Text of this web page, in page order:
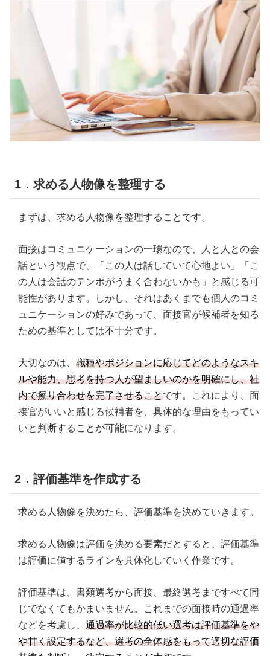
1．求める人物像を整理する
まずは、求める人物像を整理することです。
面接はコミュニケーションの一環なので、人と人との会
話という観点で、「この人は話していて心地よい」「こ
の人は会話のテンポがうまく合わないかも」と感じる可
能性があります。しかし、それはあくまでも個人のコミ
ュニケーションの好みであって、面接官が候補者を知る
ための基準としては不十分です。
大切なのは、 職種やポジションに応じてどのようなスキ
ルや能力、思考を持つ人が望ましいのかを明確にし、社
内で擦り合わせを完了させることです。これにより、面
接官がいいと感じる候補者を、具体的な理由をもってい
いと判断することが可能になります。
2．評価基準を作成する
求める人物像を決めたら、評価基準を決めていきます。
求める人物像は評価を決める要素だとすると、評価基準
は評価に値するラインを具体化していく作業です。
評価基準は、書類選考から面接、最終選考まですべて同
じでなくてもかまいません。これまでの面接時の通過率
などを考慮し、 通過率が比較的低い選考は評価基準をや
や甘く設定するなど、選考の全体感をもって適切な評価